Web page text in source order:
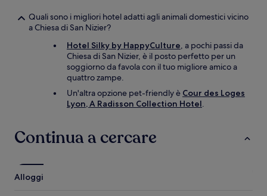
Quali sono i migliori hotel adatti agli animali domestici vicino
a Chiesa di San Nizier?
Hotel Silky by HappyCulture, a pochi passi da
Chiesa di San Nizier, è il posto perfetto per un
soggiorno da favola con il tuo migliore amico a
quattro zampe.
Un'altra opzione pet-friendly è Cour des Loges
Lyon, A Radisson Collection Hotel.
Continua a cercare
Alloggi